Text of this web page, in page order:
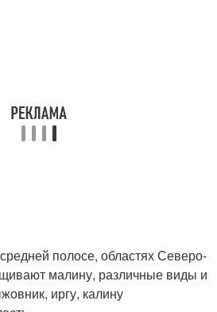
полосе, областях Северо-
малину, различные виды и
иргу, калину